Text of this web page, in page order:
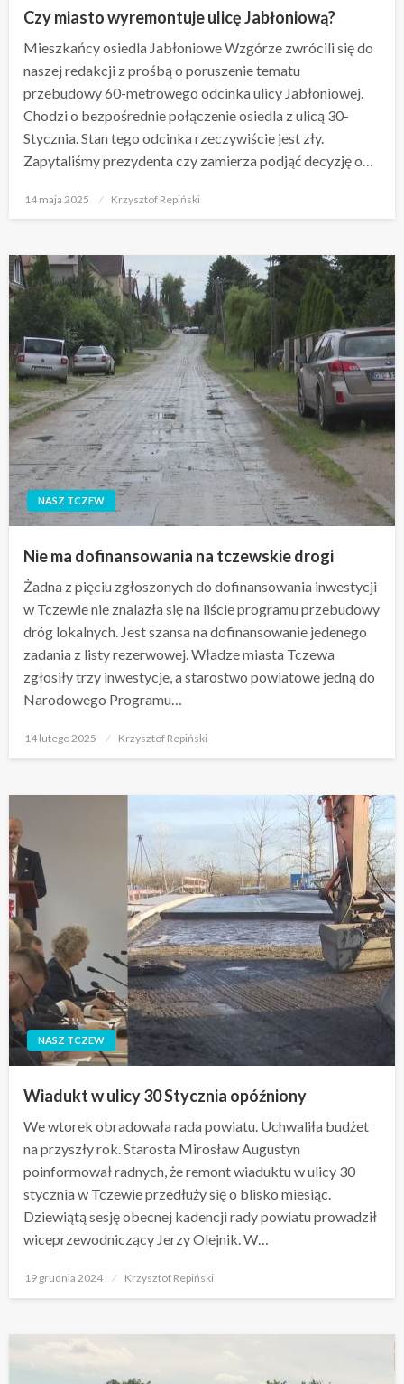
Czy miasto wyremontuje ulicę Jabłoniową?
Mieszkańcy osiedla Jabłoniowe Wzgórze zwrócili się do
naszej redakcji z prośbą o poruszenie tematu
przebudowy 60-metrowego odcinka ulicy Jabłoniowej.
Chodzi o bezpośrednie połączenie osiedla z ulicą 30-
Stycznia. Stan tego odcinka rzeczywiście jest zły.
Zapytaliśmy prezydenta czy zamierza podjąć decyzję o…
Opublikowane
14 maja 2025 Krzysztof Repiński
NASZ TCZEW
Nie ma dofinansowania na tczewskie drogi
Żadna z pięciu zgłoszonych do dofinansowania inwestycji
w Tczewie nie znalazła się na liście programu przebudowy
dróg lokalnych. Jest szansa na dofinansowanie jedenego
zadania z listy rezerwowej. Władze miasta Tczewa
zgłosiły trzy inwestycje, a starostwo powiatowe jedną do
Narodowego Programu…
Opublikowane
14 lutego 2025 Krzysztof Repiński
NASZ TCZEW
Wiadukt w ulicy 30 Stycznia opóźniony
We wtorek obradowała rada powiatu. Uchwaliła budżet
na przyszły rok. Starosta Mirosław Augustyn
poinformował radnych, że remont wiaduktu w ulicy 30
stycznia w Tczewie przedłuży się o blisko miesiąc.
Dziewiątą sesję obecnej kadencji rady powiatu prowadził
wiceprzewodniczący Jerzy Olejnik. W…
Opublikowane
19 grudnia 2024 Krzysztof Repiński